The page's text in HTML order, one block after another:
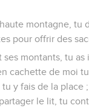
montagne, tu
pour offrir des
ses montants, tu as
cachette de moi
y fais de la place
le lit, tu